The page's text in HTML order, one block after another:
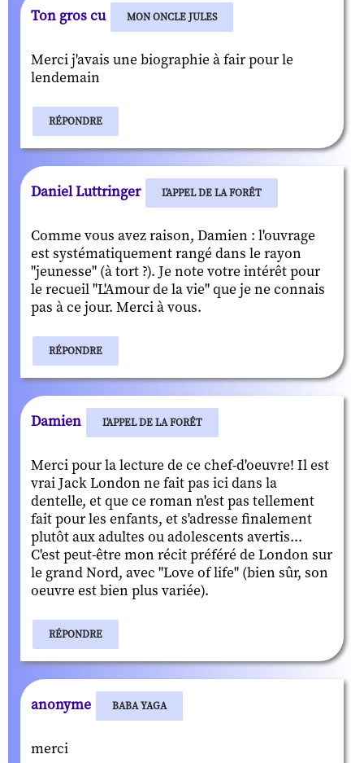
Ton gros cu MON ONCLE JULES
Merci j'avais une biographie à fair pour le
lendemain
RÉPONDRE
Daniel Luttringer L'APPEL DE LA FORÊT
Comme vous avez raison, Damien : l'ouvrage
est systématiquement rangé dans le rayon
"jeunesse" (à tort ?). Je note votre intérêt pour
le recueil "L'Amour de la vie" que je ne connais
pas à ce jour. Merci à vous.
RÉPONDRE
Damien L'APPEL DE LA FORÊT
Merci pour la lecture de ce chef-d'oeuvre! Il est
vrai Jack London ne fait pas ici dans la
dentelle, et que ce roman n'est pas tellement
fait pour les enfants, et s'adresse finalement
plutôt aux adultes ou adolescents avertis...
C'est peut-être mon récit préféré de London sur
le grand Nord, avec "Love of life" (bien sûr, son
oeuvre est bien plus variée).
RÉPONDRE
anonyme BABA YAGA
merci